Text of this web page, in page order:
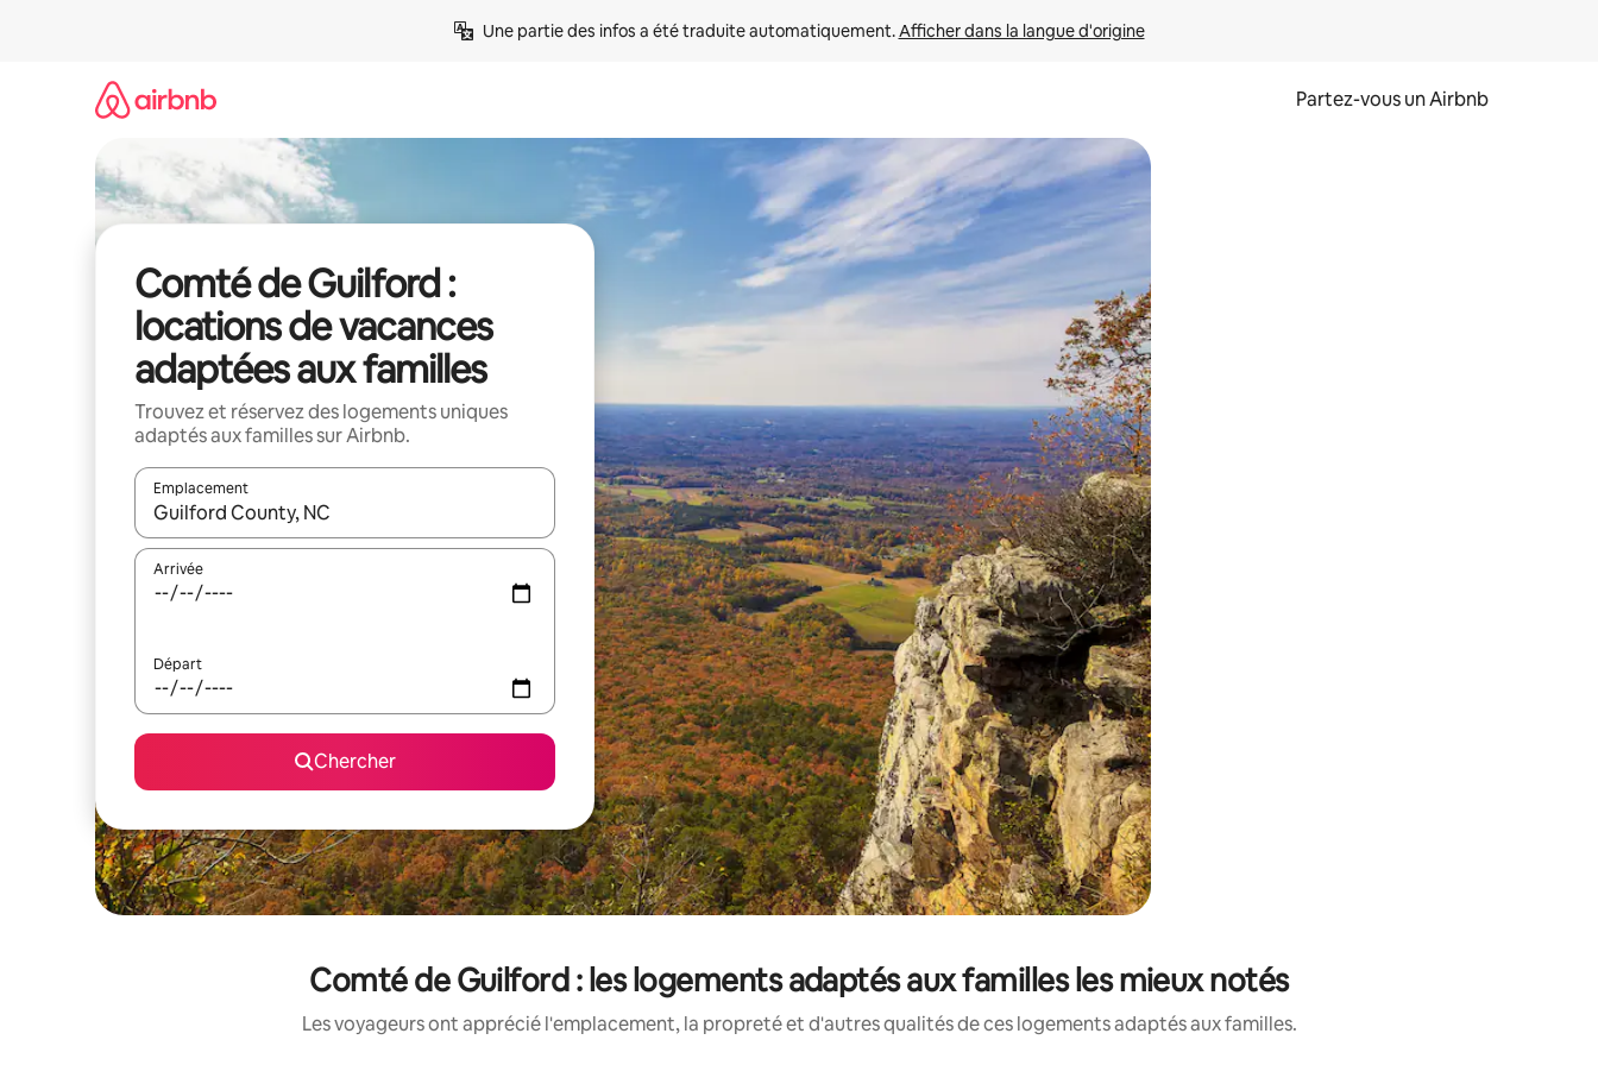
Une partie des infos a été traduite automatiquement. Afficher dans la langue d'origine
Partez-vous un Airbnb
Comté de Guilford :
locations de vacances
adaptées aux familles
Trouvez et réservez des logements uniques
adaptés aux familles sur Airbnb.
Emplacement
Quand les résultats sont affichés, parcourez-les en utilisant les flèches vers le haut et vers le bas, ou en appuyant dessus et en les faisant glisser.
Arrivée
Départ
Chercher
Comté de Guilford : les logements adaptés aux familles les mieux notés
Les voyageurs ont apprécié l'emplacement, la propreté et d'autres qualités de ces logements adaptés aux familles.